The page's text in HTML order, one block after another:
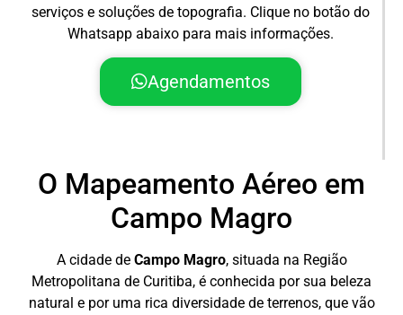
serviços e soluções de topografia. Clique no botão do
Whatsapp abaixo para mais informações.
Agendamentos
O Mapeamento Aéreo em
Campo Magro
A cidade de Campo Magro, situada na Região
Metropolitana de Curitiba, é conhecida por sua beleza
natural e por uma rica diversidade de terrenos, que vão